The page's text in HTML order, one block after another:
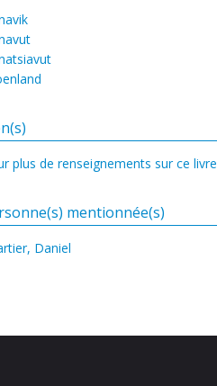
plus de renseignements sur ce livre
mentionnée(s)
Daniel